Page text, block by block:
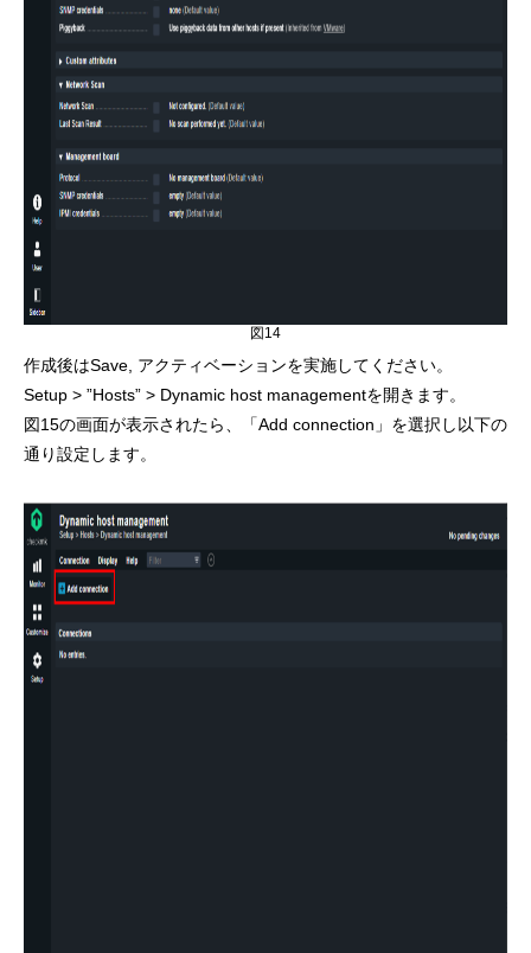
図14
作成後はSave, アクティベーションを実施してください。
Setup > ”Hosts” > Dynamic host managementを開きます。
図15の画面が表示されたら、「Add connection」を選択し以下の
通り設定します。